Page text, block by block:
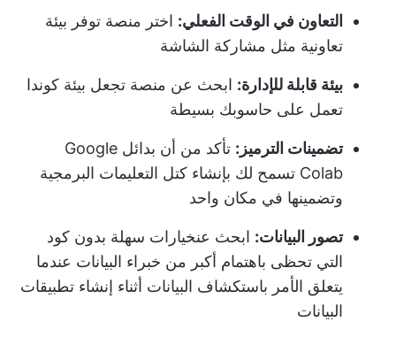
التعاون في الوقت الفعلي: اختر منصة توفر بيئة
تعاونية مثل مشاركة الشاشة
بيئة قابلة للإدارة: ابحث عن منصة تجعل بيئة كوندا
تعمل على حاسوبك بسيطة
تضمينات الترميز:
تأكد من أن بدائل Google
Colab تسمح لك بإنشاء كتل التعليمات البرمجية
وتضمينها في مكان واحد
تصور البيانات: ابحث عنخيارات سهلة بدون كود
التي تحظى باهتمام أكبر من خبراء البيانات عندما
يتعلق الأمر باستكشاف البيانات أثناء إنشاء تطبيقات
البيانات